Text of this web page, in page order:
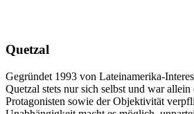
Quetzal
Gegründet 1993 von Lateinamerika-
Quetzal stets nur sich selbst und war allein
Protagonisten sowie der Objektivität